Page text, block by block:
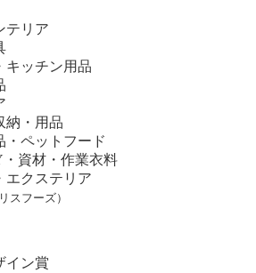
テリア
キッチン用品
納・用品
・ペットフード
資材・作業衣料
エクステリア
スフーズ）
イン賞